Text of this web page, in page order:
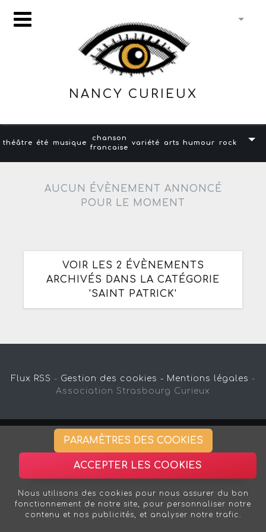
NANCY CURIEUX
théâtre été musique
chanson
francaise
variété arts humour rock
AUCUN ÉVÈNEMENT ANNONCÉ
POUR LE MOMENT
VOIR LES 2 ÉVÈNEMENTS
ARCHIVÉS DANS LA CATÉGORIE
'SAINT PATRICK'
Flux RSS - Gestion des cookies - Mentions légales -
Association Strasbourg Curieux
PARAMÈTRES DES COOKIES
ACCEPTER LES COOKIES
Nous utilisons des cookies pour nous assurer du bon
fonctionnement de notre site, pour personnaliser notre
contenu et nos publicités, et analyser notre trafic.